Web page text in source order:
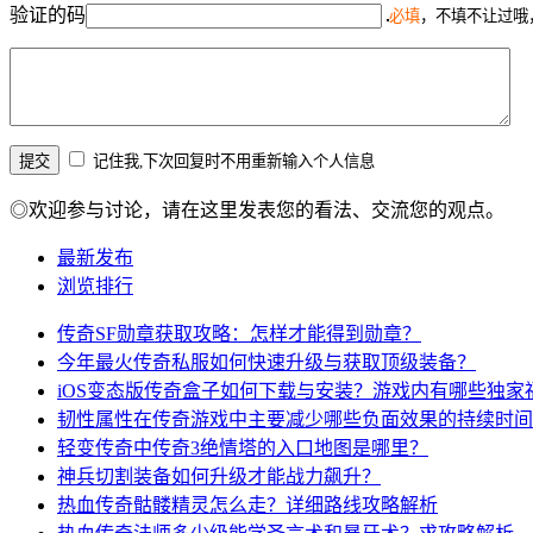
验证的码 必填，不填不让过哦
记住我,下次回复时不用重新输入个人信息
◎欢迎参与讨论，请在这里发表您的看法、交流您的观点。
最新发布
浏览排行
传奇SF勋章获取攻略：怎样才能得到勋章？
今年最火传奇私服如何快速升级与获取顶级装备？
iOS变态版传奇盒子如何下载与安装？游戏内有哪些独家
韧性属性在传奇游戏中主要减少哪些负面效果的持续时间
轻变传奇中传奇3绝情塔的入口地图是哪里？
神兵切割装备如何升级才能战力飙升？
热血传奇骷髅精灵怎么走？详细路线攻略解析